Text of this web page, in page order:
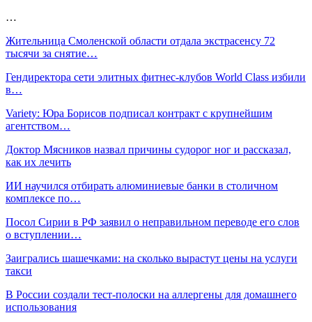
…
Жительница Смоленской области отдала экстрасенсу 72
тысячи за снятие…
Гендиректора сети элитных фитнес-клубов World Class избили
в…
Variety: Юра Борисов подписал контракт с крупнейшим
агентством…
Доктор Мясников назвал причины судорог ног и рассказал,
как их лечить
ИИ научился отбирать алюминиевые банки в столичном
комплексе по…
Посол Сирии в РФ заявил о неправильном переводе его слов
о вступлении…
Заигрались шашечками: на сколько вырастут цены на услуги
такси
В России создали тест-полоски на аллергены для домашнего
использования